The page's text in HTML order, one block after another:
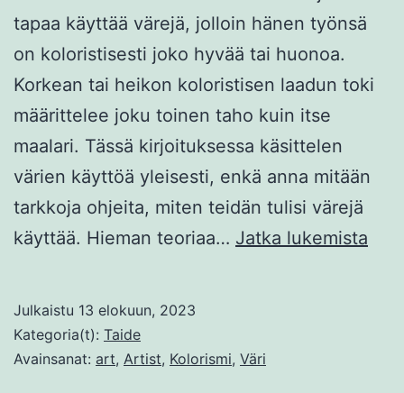
tapaa käyttää värejä, jolloin hänen työnsä
on koloristisesti joko hyvää tai huonoa.
Korkean tai heikon koloristisen laadun toki
määrittelee joku toinen taho kuin itse
maalari. Tässä kirjoituksessa käsittelen
värien käyttöä yleisesti, enkä anna mitään
tarkkoja ohjeita, miten teidän tulisi värejä
käyttää. Hieman teoriaa… Jatka lukemista
Julkaistu 13 elokuun, 2023
Kategoria(t): Taide
Avainsanat: art, Artist, Kolorismi, Väri